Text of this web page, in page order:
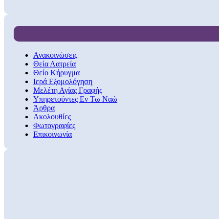
Ανακοινώσεις
Θεία Λατρεία
Θείο Κήρυγμα
Ιερά Εξομολόγηση
Μελέτη Αγίας Γραφής
Υπηρετούντες Εν Τω Ναώ
Άρθρα
Ακολουθίες
Φωτογραφίες
Επικοινωνία